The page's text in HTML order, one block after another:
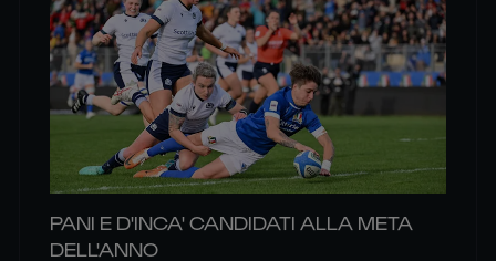
PANI E D'INCA' CANDIDATI ALLA META
DELL'ANNO